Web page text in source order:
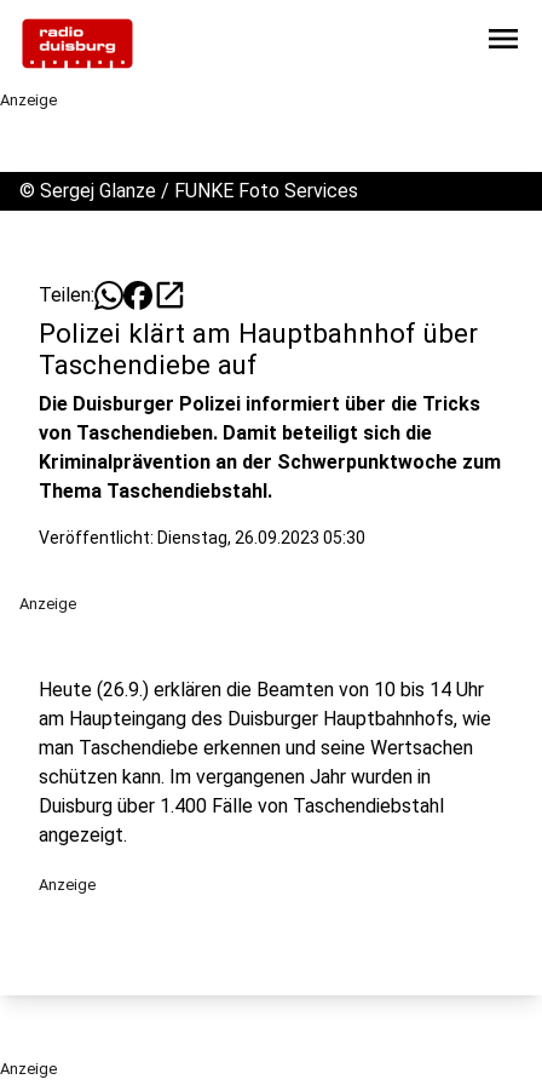
menu
Anzeige
© Sergej Glanze / FUNKE Foto Services
Teilen: open_in_new
Polizei klärt am Hauptbahnhof über
Taschendiebe auf
Die Duisburger Polizei informiert über die Tricks
von Taschendieben. Damit beteiligt sich die
Kriminalprävention an der Schwerpunktwoche zum
Thema Taschendiebstahl.
Veröffentlicht: Dienstag, 26.09.2023 05:30
Anzeige
Heute (26.9.) erklären die Beamten von 10 bis 14 Uhr
am Haupteingang des Duisburger Hauptbahnhofs, wie
man Taschendiebe erkennen und seine Wertsachen
schützen kann. Im vergangenen Jahr wurden in
Duisburg über 1.400 Fälle von Taschendiebstahl
angezeigt.
Anzeige
Anzeige